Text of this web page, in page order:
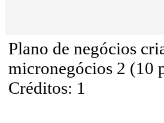
Plano de negócios
micronegócios 2 (10
Créditos: 1